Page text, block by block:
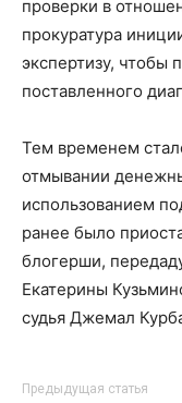
проверки в
прокуратура
экспертизу, чтобы
поставленного
Тем временем
отмывании
использованием
ранее было
блогерши,
Екатерины
судья Джемал
Предыдущая статья